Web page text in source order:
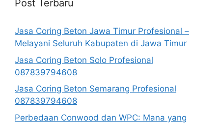
Post Terbaru
Jasa Coring Beton Jawa Timur Profesional –
Melayani Seluruh Kabupaten di Jawa Timur
Jasa Coring Beton Solo Profesional
087839794608
Jasa Coring Beton Semarang Profesional
087839794608
Perbedaan Conwood dan WPC: Mana yang